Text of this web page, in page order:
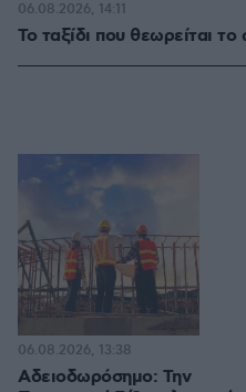
Το ταξίδι που θεωρείται
06.08.2026, 14:11
Αδειοδωρόσημο: Την
06.08.2026, 13:38